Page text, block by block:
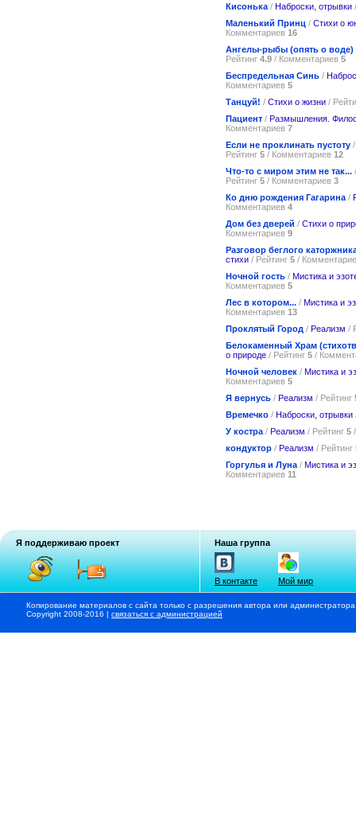
Кисонька / Наброски, отрывки
Маленький Принц / Стихи о
Комментариев 16
Ангелы-рыбы (опять о воде)
Рейтинг 4.9 / Комментариев 5
Беспредельная Синь /
Комментариев 5
Танцуй! / Стихи о жизни /
Пациент / Размышления.
Комментариев 7
Если не проклинать пустоту
Рейтинг 5 / Комментариев 12
Что-то с миром этим не так...
Рейтинг 5 / Комментариев 3
Ко дню рождения Гагарина /
Комментариев 4
Дом без дверей / Стихи о
Комментариев 9
Разговор беглого
стихи / Рейтинг 5 /
Ночной гость / Мистика и
Комментариев 5
Лес в котором... / Мистика и
Комментариев 13
Проклятый Город / Реализм /
Белокаменный Храм
о природе / Рейтинг 5 /
Ночной человек / Мистика и
Комментариев 5
Я вернусь / Реализм / Рейтинг
Времечко / Наброски, отрывки
У костра / Реализм / Рейтинг 5
кондуктор / Реализм / Рейтинг
Горгулья и Луна / Мистика и
Комментариев 11
Я поддерживаю проект Наша группа
В контакте Мой мир
Копирование материалов с сайта только с разрешения автора или
Copyright 2008-2016 | связаться с администрацией